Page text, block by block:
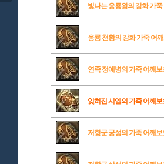
빛나는 응룡왕의 강화 가
응룡 천황의 강화 가죽 어
연족 정예병의 가죽 어깨보
잊혀진 시엘의 가죽 어깨보
저항군 궁성의 가죽 어깨보